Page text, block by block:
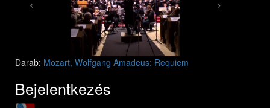
Darab: Mozart, Wolfgang Amadeus: Requiem
Bejelentkezés